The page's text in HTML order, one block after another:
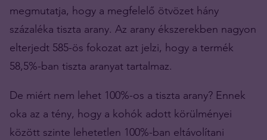
megmutatja, hogy a megfelelő ötvözet hány
százaléka tiszta arany. Az arany ékszerekben nagyon
elterjedt 585-ös fokozat azt jelzi, hogy a termék
58,5%-ban tiszta aranyat tartalmaz.
De miért nem lehet 100%-os a tiszta arany? Ennek
oka az a tény, hogy a kohók adott körülményei
között szinte lehetetlen 100%-ban eltávolítani